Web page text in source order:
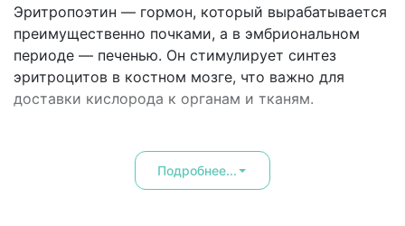
Эритропоэтин — гормон, который вырабатывается
преимущественно почками, а в эмбриональном
периоде — печенью. Он стимулирует синтез
эритроцитов в костном мозге, что важно для
доставки кислорода к органам и тканям.
Подробнее...